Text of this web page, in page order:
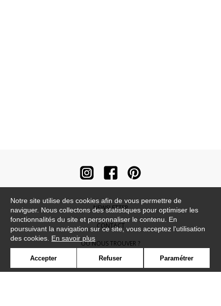
NEWSLETTER
CONTACT
OÙ NOUS TROUVER ?
CONTRACT
Notre site utilise des cookies afin de vous permettre de
naviguer. Nous collectons des statistiques pour optimiser les
fonctionnalités du site et personnaliser le contenu. En
poursuivant la navigation sur ce site, vous acceptez l'utilisation
des cookies. En savoir plus
Accepter Refuser Paramétrer